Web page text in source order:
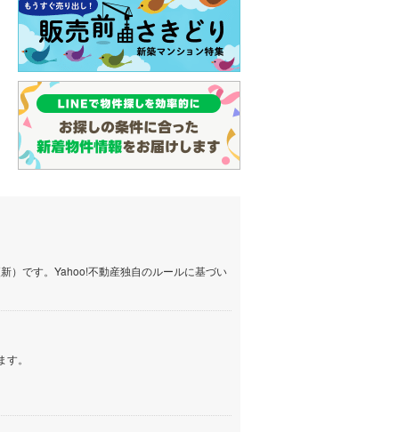
）です。Yahoo!不動産独自のルールに基づい
。